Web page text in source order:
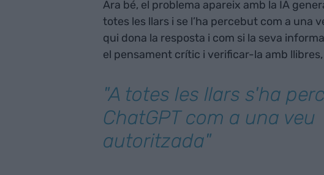
Ara bé, el problema apareix amb la IA
totes les llars i se l’ha percebut com a una
qui dona la resposta i com si la seva
el pensament crític i verificar-la amb
"A totes les llars s'ha
ChatGPT com a una veu
autoritzada"